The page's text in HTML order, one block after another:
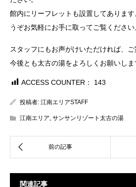
館内にリーフレットも設置してありま
うぞお気軽にお手に取ってご覧ください
スタッフにもお声がけいただければ、ご
今後とも太古の湯をよろしくお願いしま
ACCESS COUNTER： 143
投稿者: 江南エリアSTAFF
江南エリア サンサンリゾート太古の湯
関連記事